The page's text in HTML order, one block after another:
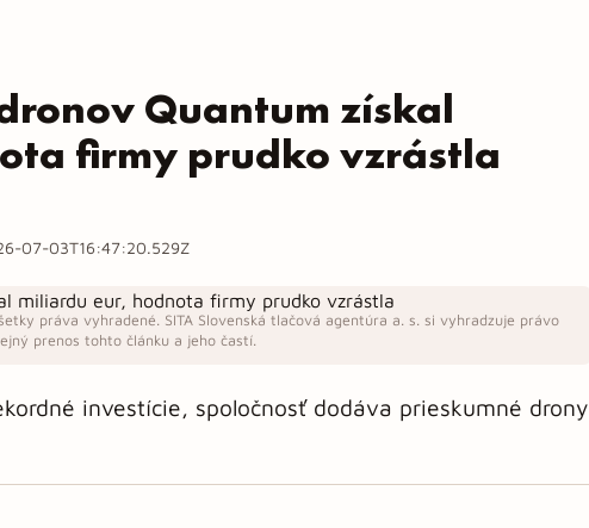
Quantum získal
firmy prudko vzrástla
07-03T16:47:20.529Z
práva vyhradené. SITA Slovenská tlačová agentúra a. s. si vyhradzuje právo
prenos tohto článku a jeho častí.
investície, spoločnosť dodáva prieskumné drony